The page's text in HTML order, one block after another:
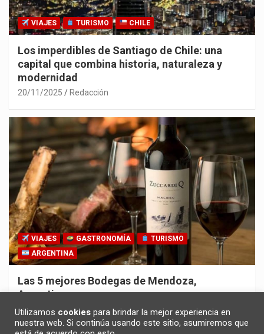
VIAJES TURISMO CHILE
Los imperdibles de Santiago de Chile: una
capital que combina historia, naturaleza y
modernidad
20/11/2025 Redacción
VIAJES GASTRONOMÍA
TURISMO
ARGENTINA
Las 5 mejores Bodegas de Mendoza,
Argentina
30/10/2025 Redacción
Utilizamos cookies para brindar la mejor experiencia en
nuestra web. Si continúa usando este sitio, asumiremos que